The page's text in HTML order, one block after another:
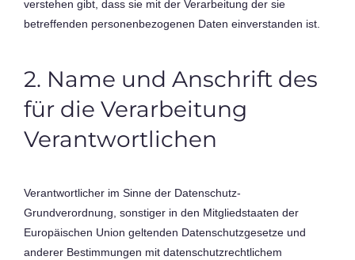
verstehen gibt, dass sie mit der Verarbeitung der sie
betreffenden personenbezogenen Daten einverstanden ist.
2. Name und Anschrift des
für die Verarbeitung
Verantwortlichen
Verantwortlicher im Sinne der Datenschutz-
Grundverordnung, sonstiger in den Mitgliedstaaten der
Europäischen Union geltenden Datenschutzgesetze und
anderer Bestimmungen mit datenschutzrechtlichem